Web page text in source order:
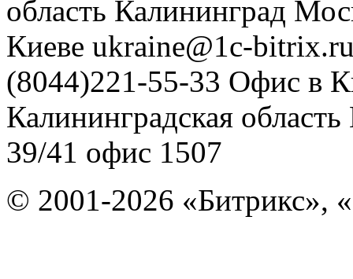
область Калининград
Киеве ukraine@1c-
(8044)221-55-33 Офис в
Калининградская область
39/41 офис 1507
© 2001-2026 «Битрикс»,